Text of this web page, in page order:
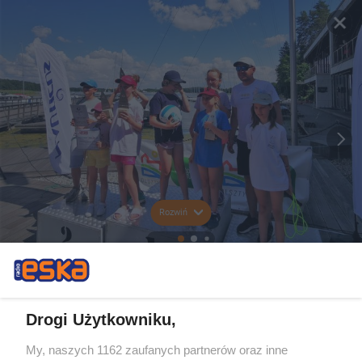
Rozwiń
Drogi Użytkowniku,
My, naszych 1162 zaufanych partnerów oraz inne